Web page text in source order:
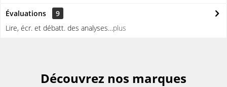
Évaluations
9
Lire, écr. et débatt. des analyses…plus
Découvrez nos marques